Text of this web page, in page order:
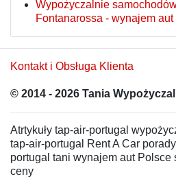
Wypożyczalnie
Fontanarossa - wynajem
Kontakt i Obsługa Klienta
© 2014 - 2026 Tania
Atrtykuły tap-air-portugal
tap-air-portugal Rent A Car
portugal tani wynajem aut Polsce
ceny